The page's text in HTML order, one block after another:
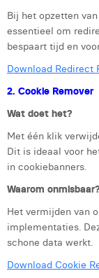
Lena Pignoloni
Linda Kraim
Lisa Protin
Lore Fierens
Lotte Vranckx
Lucas Taels
Bij het opzetten
essentieel om
bespaart tijd en
Download Redirect
2. Cookie Remover
Wat doet het?
Met één klik
Dit is ideaal voor
in cookiebanners.
Waarom onmisbaar?
Het vermijden van
implementaties.
schone data werkt.
Download Cookie